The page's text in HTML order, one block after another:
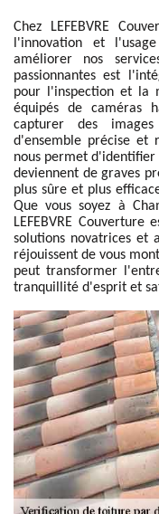
Chez LEFEBVRE
l'innovation et
améliorer nos
passionnantes est
pour l'inspection et la
équipés de caméras
capturer des
d'ensemble précise
nous permet
deviennent de graves
plus sûre et plus
Que vous soyez à
LEFEBVRE
solutions novatrices et
réjouissent de vous
peut transformer
tranquillité d'esprit et